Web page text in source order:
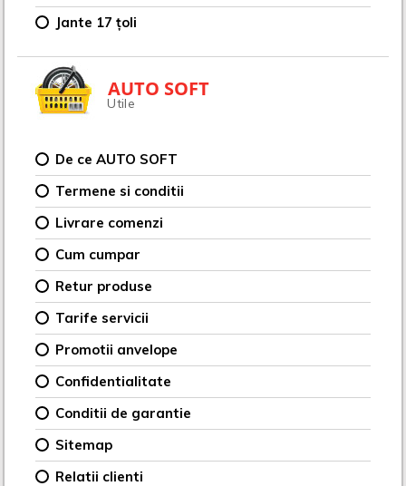
Jante 17 țoli
AUTO SOFT
Utile
De ce AUTO SOFT
Termene si conditii
Livrare comenzi
Cum cumpar
Retur produse
Tarife servicii
Promotii anvelope
Confidentialitate
Conditii de garantie
Sitemap
Relatii clienti